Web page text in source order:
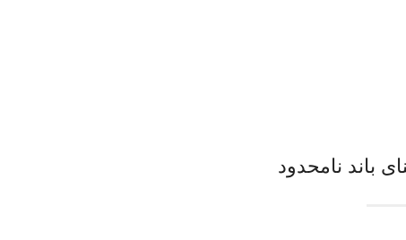
باند نامحدود